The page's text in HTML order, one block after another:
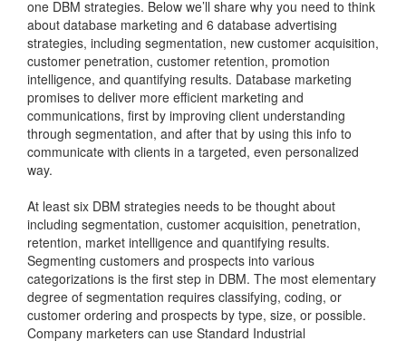
one DBM strategies. Below we’ll share why you need to think
about database marketing and 6 database advertising
strategies, including segmentation, new customer acquisition,
customer penetration, customer retention, promotion
intelligence, and quantifying results. Database marketing
promises to deliver more efficient marketing and
communications, first by improving client understanding
through segmentation, and after that by using this info to
communicate with clients in a targeted, even personalized
way.
At least six DBM strategies needs to be thought about
including segmentation, customer acquisition, penetration,
retention, market intelligence and quantifying results.
Segmenting customers and prospects into various
categorizations is the first step in DBM. The most elementary
degree of segmentation requires classifying, coding, or
customer ordering and prospects by type, size, or possible.
Company marketers can use Standard Industrial